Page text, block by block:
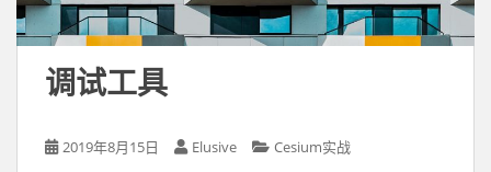
调试工具
2019年8月15日 Elusive Cesium实战